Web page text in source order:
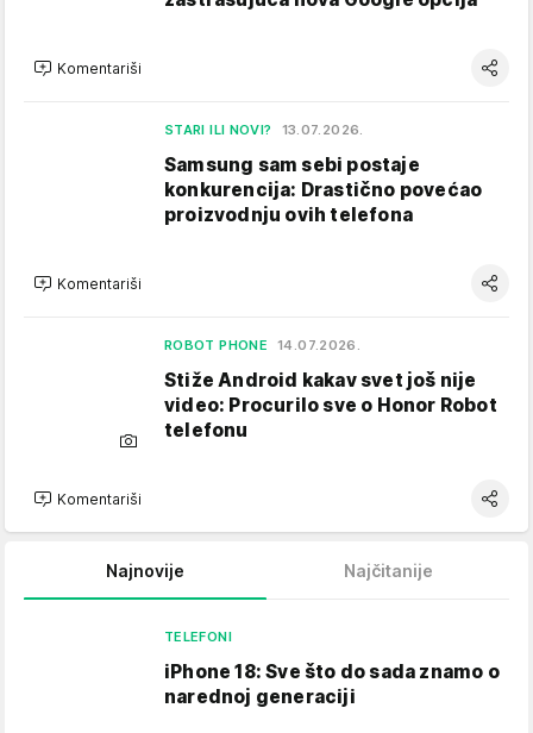
Komentariši
STARI ILI NOVI? 13.07.2026.
Samsung sam sebi postaje
konkurencija: Drastično povećao
proizvodnju ovih telefona
Komentariši
ROBOT PHONE 14.07.2026.
Stiže Android kakav svet još nije
video: Procurilo sve o Honor Robot
telefonu
Komentariši
Najnovije Najčitanije
TELEFONI
iPhone 18: Sve što do sada znamo o
narednoj generaciji